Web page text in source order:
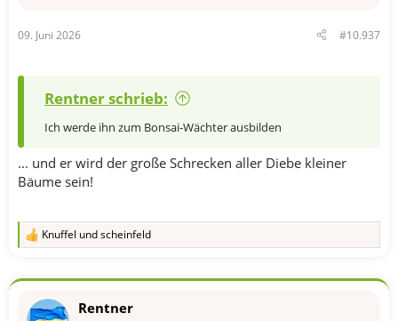
09. Juni 2026 #10.937
Rentner schrieb:
Ich werde ihn zum Bonsai-Wächter ausbilden
... und er wird der große Schrecken aller Diebe kleiner
Bäume sein!
R
k
Knuffel undscheinfeld
Rentner